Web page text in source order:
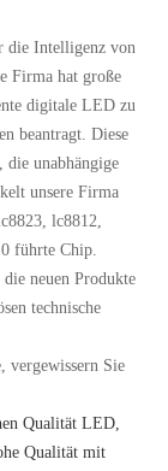
die Intelligenz von
Firma hat große
digitale LED zu
beantragt. Diese
unabhängige
unsere Firma
lc8812,
führte Chip.
neuen Produkte
technische
vergewissern Sie
Qualität LED,
Qualität mit